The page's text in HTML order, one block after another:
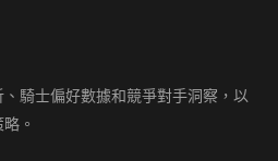
騎士偏好數據和競爭對手洞察，以
。